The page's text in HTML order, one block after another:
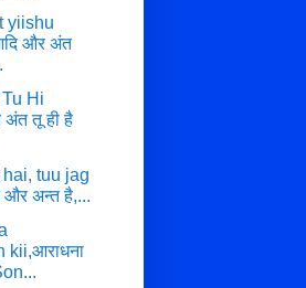
yiishu
और अंत
Hi
तू ही है
tuu jag
अन्त है,...
kii,आराधना